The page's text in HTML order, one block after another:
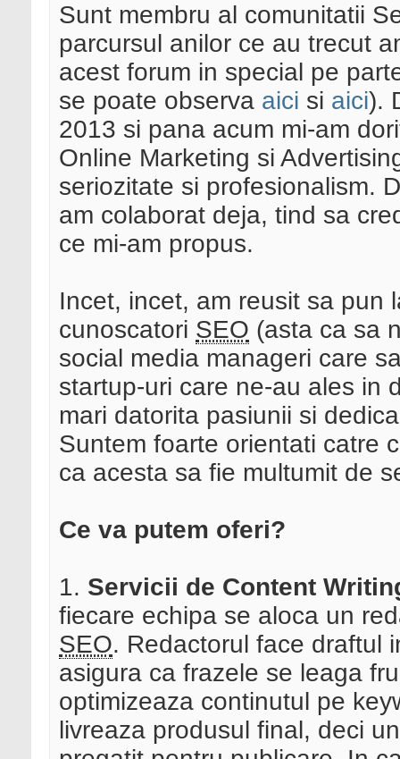
Sunt membru al comunitatii
parcursul anilor ce au trecut
acest forum in special pe
se poate observa aici si aici).
2013 si pana acum mi-am
Online Marketing si
seriozitate si profesionalism.
am colaborat deja, tind sa
ce mi-am propus.
Incet, incet, am reusit sa pun
cunoscatori SEO (asta ca sa
social media manageri care
startup-uri care ne-au ales in
mari datorita pasiunii si
Suntem foarte orientati catre
ca acesta sa fie multumit de
Ce va putem oferi?
1. Servicii de Content
fiecare echipa se aloca un
SEO. Redactorul face draftul
asigura ca frazele se leaga
optimizeaza continutul pe
livreaza produsul final, deci